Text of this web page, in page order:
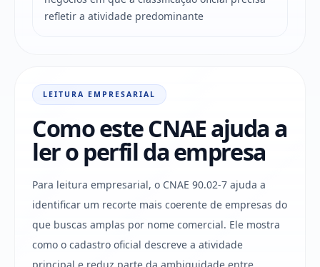
refletir a atividade predominante
LEITURA EMPRESARIAL
Como este CNAE ajuda a
ler o perfil da empresa
Para leitura empresarial, o CNAE 90.02-7 ajuda a
identificar um recorte mais coerente de empresas do
que buscas amplas por nome comercial. Ele mostra
como o cadastro oficial descreve a atividade